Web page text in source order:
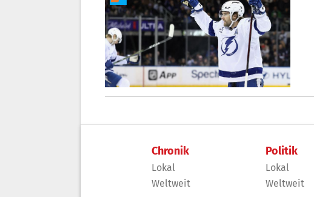
Chronik
Lokal
Weltweit
Politik
Lokal
Weltweit